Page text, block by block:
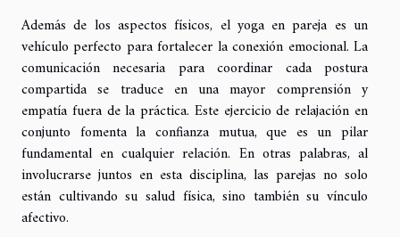
Además de los aspectos físicos, el yoga en pareja es un
vehículo perfecto para fortalecer la conexión emocional. La
comunicación necesaria para coordinar cada postura
compartida se traduce en una mayor comprensión y
empatía fuera de la práctica. Este ejercicio de relajación en
conjunto fomenta la confianza mutua, que es un pilar
fundamental en cualquier relación. En otras palabras, al
involucrarse juntos en esta disciplina, las parejas no solo
están cultivando su salud física, sino también su vínculo
afectivo.